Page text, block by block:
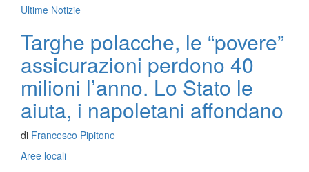
Ultime Notizie
Targhe polacche, le “povere”
assicurazioni perdono 40
milioni l’anno. Lo Stato le
aiuta, i napoletani affondano
di Francesco Pipitone
Aree locali